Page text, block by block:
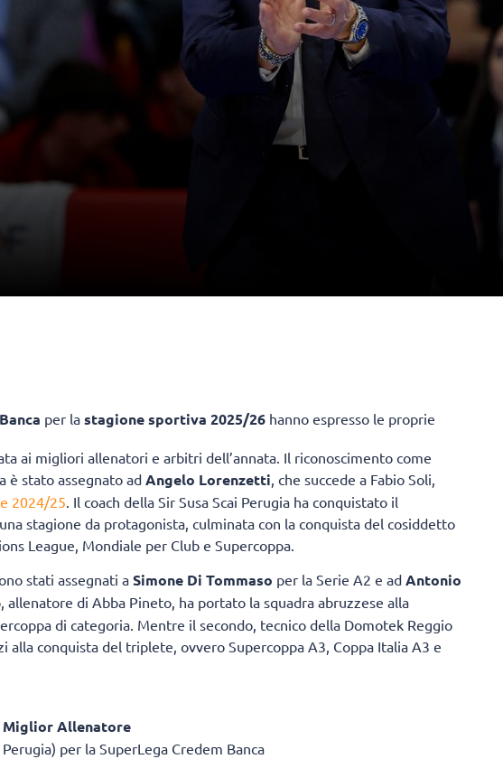
per la stagione sportiva 2025/26 hanno espresso le proprie
ai migliori allenatori e arbitri dell’annata. Il riconoscimento come
è stato assegnato ad Angelo Lorenzetti , che succede a Fabio Soli,
2024/25 . Il coach della Sir Susa Scai Perugia ha conquistato il
stagione da protagonista, culminata con la conquista del cosiddetto
League, Mondiale per Club e Supercoppa.
stati assegnati a Simone Di Tommaso per la Serie A2 e ad Antonio
allenatore di Abba Pineto, ha portato la squadra abruzzese alla
di categoria. Mentre il secondo, tecnico della Domotek Reggio
alla conquista del triplete, ovvero Supercoppa A3, Coppa Italia A3 e
Miglior Allenatore
Perugia) per la SuperLega Credem Banca